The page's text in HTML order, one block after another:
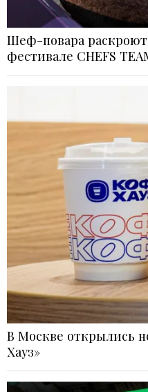
Шеф-повара
фестивале CHEFS
В Москве открылись
Хауз»